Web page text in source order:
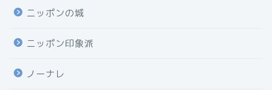
ニッポンの城
ニッポン印象派
ノーナレ